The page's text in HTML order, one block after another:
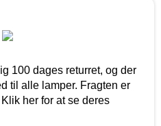
100 dages returret, og der
til alle lamper. Fragten er
her for at se deres